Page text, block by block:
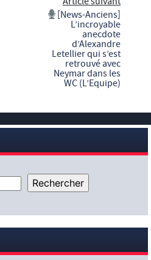
[News-Anciens]
L’incroyable
anecdote
d’Alexandre
Letellier qui s’est
retrouvé avec
Neymar dans les
WC (L’Equipe)